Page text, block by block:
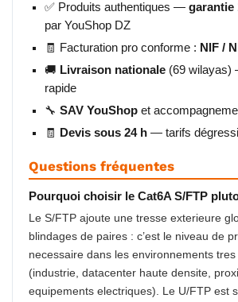
✅ Produits authentiques — garantie
par YouShop DZ
🧾 Facturation pro conforme : NIF /
🚚 Livraison nationale (69 wilayas)
rapide
🔧 SAV YouShop et
🧾
Devis sous 24 h — tarifs
Questions fréquentes
Pourquoi choisir le Cat6A S/FTP
Le S/FTP ajoute une tresse exterieure
blindages de paires : c’est le niveau de
necessaire dans les environnements
(industrie, datacenter haute densite,
equipements electriques). Le U/FTP est